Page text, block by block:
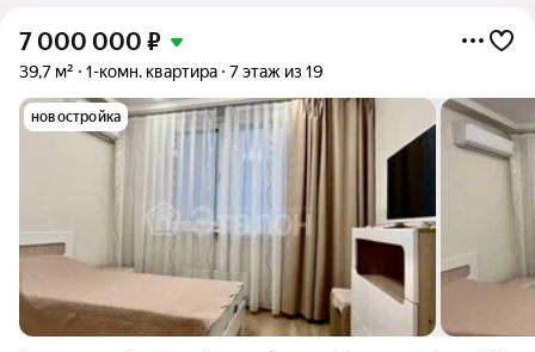
7 000 000 ₽
39,7 м² 1-комн. квартира 7 этаж из 19
новостройка